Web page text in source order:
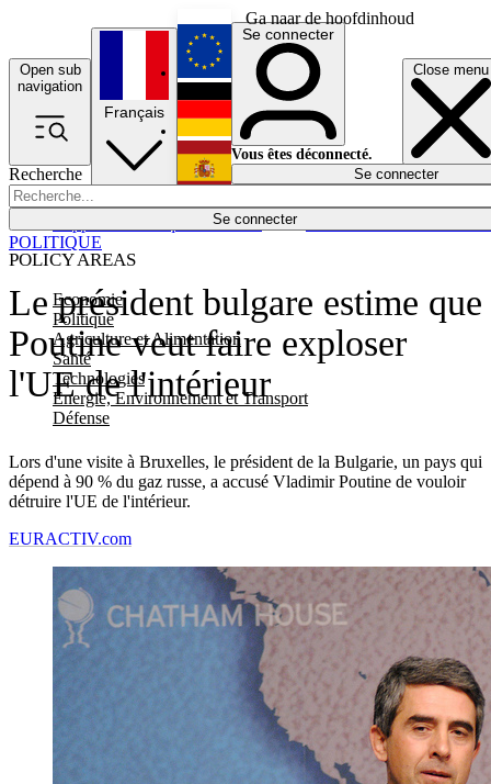
Ga naar de hoofdinhoud
Open sub
navigation
Close menu
Recherche
Se connecter
POLICY AREAS
Economie
Politique
Agriculture et Alimentation
Santé
Technologies
Energie, Environnement et Transport
Défense
Économie
Français
English
Deutsch
Español
Se connecter
Vous êtes déconnecté.
Se connecter
Le président bulgare estime que
Poutine veut faire exploser
l'UE de l'intérieur
Lors d'une visite à Bruxelles, le président de la Bulgarie, un pays qui
dépend à 90 % du gaz russe, a accusé Vladimir Poutine de vouloir
détruire l'UE de l'intérieur.
POLITIQUE
EURACTIV.com